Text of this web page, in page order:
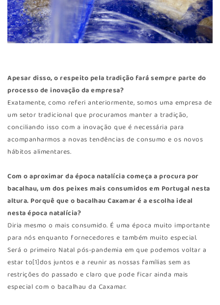
Apesar disso, o respeito pela tradição fará sempre parte do
processo de inovação da empresa?
Exatamente, como referi anteriormente, somos uma empresa de
um setor tradicional que procuramos manter a tradição,
conciliando isso com a inovação que é necessária para
acompanharmos a novas tendências de consumo e os novos
hábitos alimentares.
Com o aproximar da época natalícia começa a procura por
bacalhau, um dos peixes mais consumidos em Portugal nesta
altura. Porquê que o bacalhau Caxamar é a escolha ideal
nesta época natalícia?
Diria mesmo o mais consumido. É uma época muito importante
para nós enquanto fornecedores e também muito especial.
Será o primeiro Natal pós-pandemia em que podemos voltar a
estar to[1]dos juntos e a reunir as nossas famílias sem as
restrições do passado e claro que pode ficar ainda mais
especial com o bacalhau da Caxamar.